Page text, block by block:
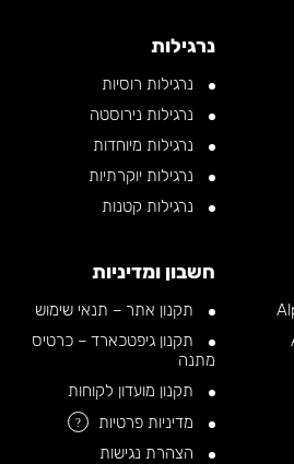
נרגילות
נרגילות רוסיות
נרגילות נירוסטה
נרגילות מיוחדות
נרגילות יוקרתיות
נרגילות קטנות
חשבון ומדיניות
תקנון אתר – תנאי שימוש
תקנון גיפטכארד – כרטיס
מתנה
תקנון מועדון לקוחות
מדיניות פרטיות
?
הצהרת נגישות